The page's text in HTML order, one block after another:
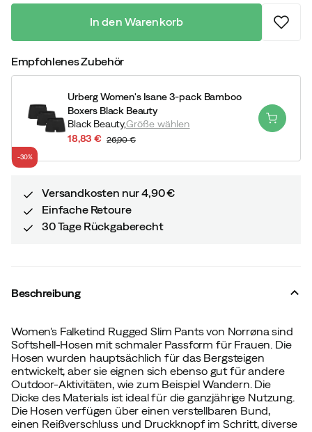
In den Warenkorb
Empfohlenes Zubehör
Urberg Women's Isane 3-pack Bamboo
Boxers Black Beauty
Black Beauty,Größe wählen
18,83 € 26,90 €
-30%
Versandkosten nur 4,90 €
Einfache Retoure
30 Tage Rückgaberecht
Beschreibung
Women's Falketind Rugged Slim Pants von Norrøna sind
Softshell-Hosen mit schmaler Passform für Frauen. Die
Hosen wurden hauptsächlich für das Bergsteigen
entwickelt, aber sie eignen sich ebenso gut für andere
Outdoor-Aktivitäten, wie zum Beispiel Wandern. Die
Dicke des Materials ist ideal für die ganzjährige Nutzung.
Die Hosen verfügen über einen verstellbaren Bund,
einen Reißverschluss und Druckknopf im Schritt, diverse